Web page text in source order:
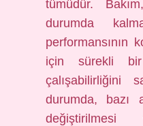
tümüdür.
durumda
performansının
için sürekli bir
çalışabilirliğini
durumda, bazı
değiştirilmesi